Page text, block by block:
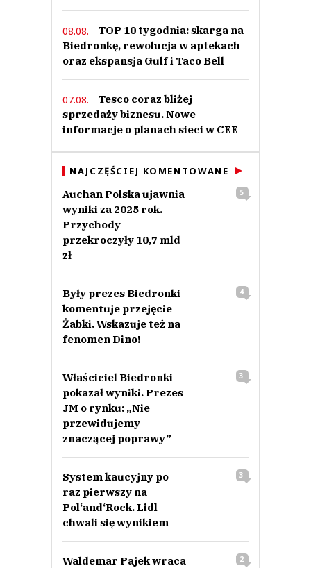
08.08.
TOP 10 tygodnia: skarga na
Biedronkę, rewolucja w aptekach
oraz ekspansja Gulf i Taco Bell
07.08.
Tesco coraz bliżej
sprzedaży biznesu. Nowe
informacje o planach sieci w CEE
NAJCZĘŚCIEJ KOMENTOWANE
Auchan Polska ujawnia
wyniki za 2025 rok.
Przychody
przekroczyły 10,7 mld
zł
5
Były prezes Biedronki
komentuje przejęcie
Żabki. Wskazuje też na
fenomen Dino!
4
Właściciel Biedronki
pokazał wyniki. Prezes
JM o rynku: „Nie
przewidujemy
znaczącej poprawy”
3
System kaucyjny po
raz pierwszy na
Pol‘and‘Rock. Lidl
chwali się wynikiem
3
Waldemar Pajek wraca
2